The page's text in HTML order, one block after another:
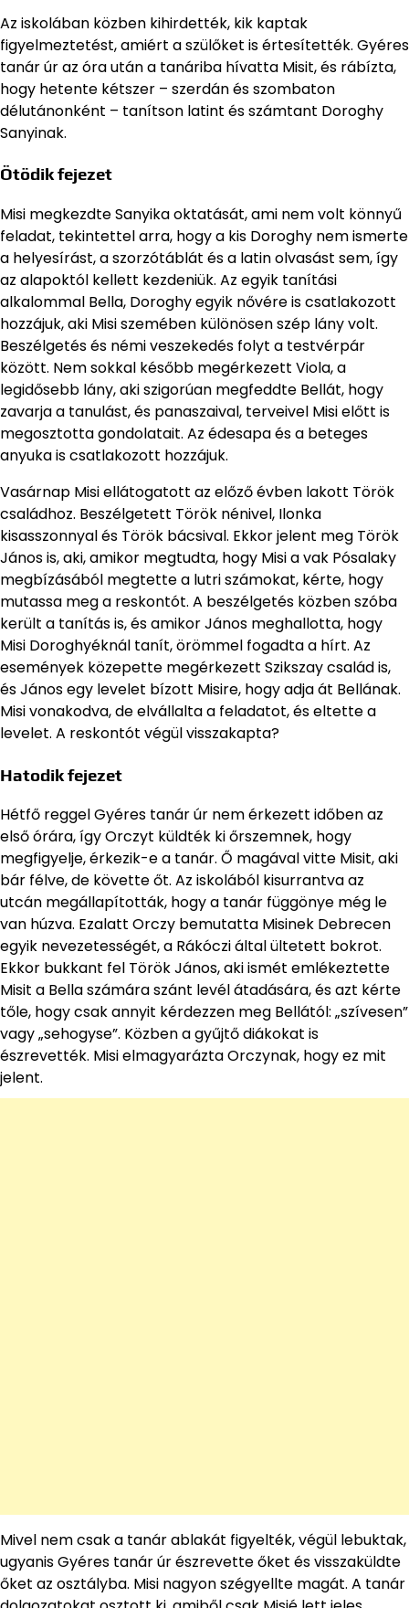
Az iskolában közben kihirdették, kik kaptak
figyelmeztetést, amiért a szülőket is értesítették. Gyéres
tanár úr az óra után a tanáriba hívatta Misit, és rábízta,
hogy hetente kétszer – szerdán és szombaton
délutánonként – tanítson latint és számtant Doroghy
Sanyinak.
Ötödik fejezet
Misi megkezdte Sanyika oktatását, ami nem volt könnyű
feladat, tekintettel arra, hogy a kis Doroghy nem ismerte
a helyesírást, a szorzótáblát és a latin olvasást sem, így
az alapoktól kellett kezdeniük. Az egyik tanítási
alkalommal Bella, Doroghy egyik nővére is csatlakozott
hozzájuk, aki Misi szemében különösen szép lány volt.
Beszélgetés és némi veszekedés folyt a testvérpár
között. Nem sokkal később megérkezett Viola, a
legidősebb lány, aki szigorúan megfeddte Bellát, hogy
zavarja a tanulást, és panaszaival, terveivel Misi előtt is
megosztotta gondolatait. Az édesapa és a beteges
anyuka is csatlakozott hozzájuk.
Vasárnap Misi ellátogatott az előző évben lakott Török
családhoz. Beszélgetett Török nénivel, Ilonka
kisasszonnyal és Török bácsival. Ekkor jelent meg Török
János is, aki, amikor megtudta, hogy Misi a vak Pósalaky
megbízásából megtette a lutri számokat, kérte, hogy
mutassa meg a reskontót. A beszélgetés közben szóba
került a tanítás is, és amikor János meghallotta, hogy
Misi Doroghyéknál tanít, örömmel fogadta a hírt. Az
események közepette megérkezett Szikszay család is,
és János egy levelet bízott Misire, hogy adja át Bellának.
Misi vonakodva, de elvállalta a feladatot, és eltette a
levelet. A reskontót végül visszakapta?
Hatodik fejezet
Hétfő reggel Gyéres tanár úr nem érkezett időben az
első órára, így Orczyt küldték ki őrszemnek, hogy
megfigyelje, érkezik-e a tanár. Ő magával vitte Misit, aki
bár félve, de követte őt. Az iskolából kisurrantva az
utcán megállapították, hogy a tanár függönye még le
van húzva. Ezalatt Orczy bemutatta Misinek Debrecen
egyik nevezetességét, a Rákóczi által ültetett bokrot.
Ekkor bukkant fel Török János, aki ismét emlékeztette
Misit a Bella számára szánt levél átadására, és azt kérte
tőle, hogy csak annyit kérdezzen meg Bellától: „szívesen”
vagy „sehogyse”. Közben a gyűjtő diákokat is
észrevették. Misi elmagyarázta Orczynak, hogy ez mit
jelent.
Mivel nem csak a tanár ablakát figyelték, végül lebuktak,
ugyanis Gyéres tanár úr észrevette őket és visszaküldte
őket az osztályba. Misi nagyon szégyellte magát. A tanár